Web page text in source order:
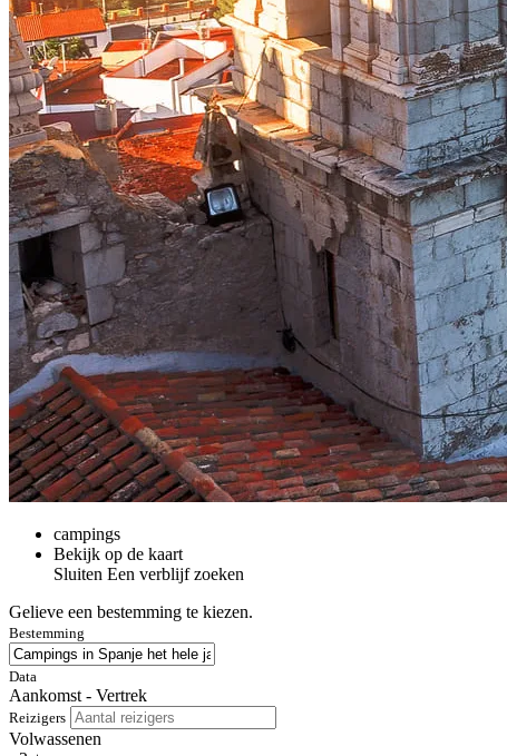
campings
Bekijk op de kaart
Sluiten Een verblijf zoeken
Gelieve een bestemming te kiezen.
Bestemming
Data
Aankomst - Vertrek
Reizigers
Volwassenen